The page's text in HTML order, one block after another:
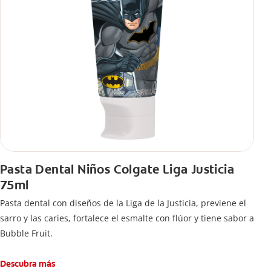
Pasta Dental Niños Colgate Liga Justicia
75ml
Pasta dental con diseños de la Liga de la Justicia, previene el
sarro y las caries, fortalece el esmalte con flúor y tiene sabor a
Bubble Fruit.
Descubra más